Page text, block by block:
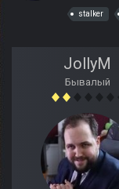
stalker
JollyM
Бывалый